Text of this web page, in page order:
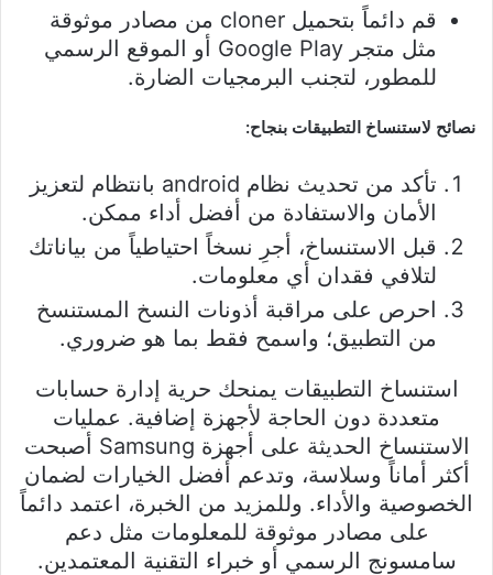
قم دائماً بتحميل cloner من مصادر موثوقة
مثل متجر Google Play أو الموقع الرسمي
للمطور، لتجنب البرمجيات الضارة.
نصائح لاستنساخ التطبيقات بنجاح:
تأكد من تحديث نظام android بانتظام لتعزيز
الأمان والاستفادة من أفضل أداء ممكن.
قبل الاستنساخ، أجرِ نسخاً احتياطياً من بياناتك
لتلافي فقدان أي معلومات.
احرص على مراقبة أذونات النسخ المستنسخ
من التطبيق؛ واسمح فقط بما هو ضروري.
استنساخ التطبيقات يمنحك حرية إدارة حسابات
متعددة دون الحاجة لأجهزة إضافية. عمليات
الاستنساخ الحديثة على أجهزة Samsung أصبحت
أكثر أماناً وسلاسة، وتدعم أفضل الخيارات لضمان
الخصوصية والأداء. وللمزيد من الخبرة، اعتمد دائماً
على مصادر موثوقة للمعلومات مثل دعم
سامسونج الرسمي أو خبراء التقنية المعتمدين.